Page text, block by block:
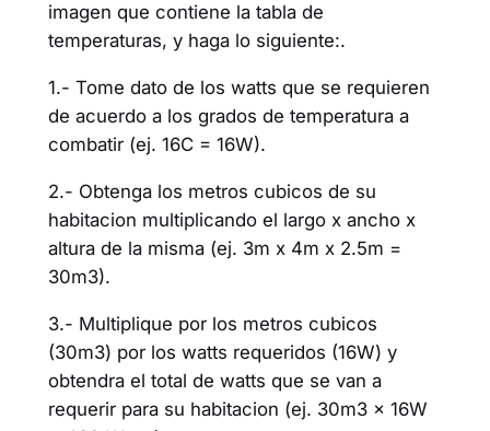
imagen que contiene la tabla de
temperaturas, y haga lo siguiente:.
1.- Tome dato de los watts que se requieren
de acuerdo a los grados de temperatura a
combatir (ej. 16C = 16W).
2.- Obtenga los metros cubicos de su
habitacion multiplicando el largo x ancho x
altura de la misma (ej. 3m x 4m x 2.5m =
30m3).
3.- Multiplique por los metros cubicos
(30m3) por los watts requeridos (16W) y
obtendra el total de watts que se van a
requerir para su habitacion (ej. 30m3 x 16W